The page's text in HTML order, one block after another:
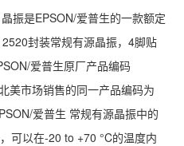
振是EPSON/爱普生的一款额定
封装常规有源晶振，4脚贴
爱普生原厂产品编码
美市场销售的同一产品编码为
爱普生 常规有源晶振中的
可以在-20 to +70 °C的温度内